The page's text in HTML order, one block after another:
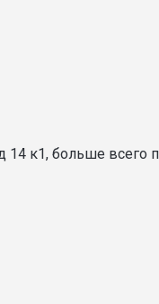
14 к1, больше всего